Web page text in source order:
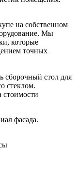
на собственном
Мы
которые
точных
сборочный стол для
стеклом.
стоимости
фасада.